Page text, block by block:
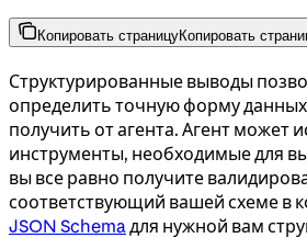
Копировать страницуКопировать
Структурированные выводы
определить точную форму
получить от агента. Агент может
инструменты, необходимые для
вы все равно получите
соответствующий вашей схеме в
JSON Schemaдля нужной вам